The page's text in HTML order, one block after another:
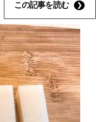
この記事を読む